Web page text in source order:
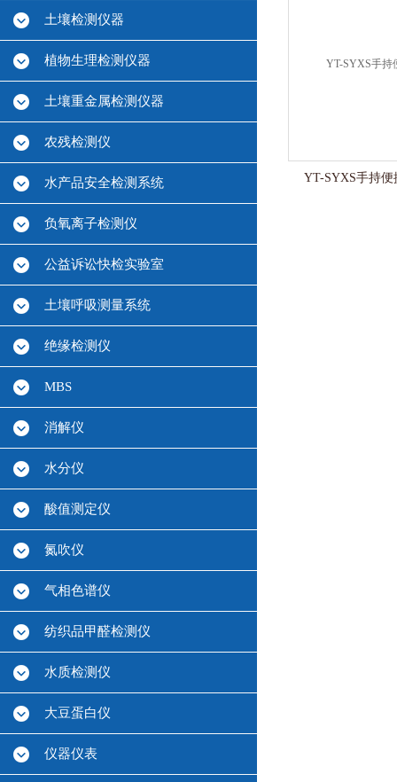
土壤检测仪器
植物生理检测仪器
土壤重金属检测仪器
农残检测仪
水产品安全检测系统
负氧离子检测仪
公益诉讼快检实验室
土壤呼吸测量系统
绝缘检测仪
MBS
消解仪
水分仪
酸值测定仪
氮吹仪
气相色谱仪
纺织品甲醛检测仪
水质检测仪
大豆蛋白仪
仪器仪表
YT-SYXS手持